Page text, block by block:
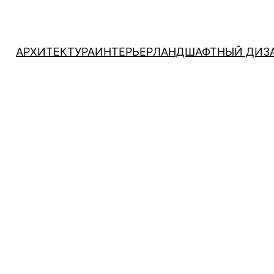
АРХИТЕКТУРАИНТЕРЬЕРЛАНДШАФТНЫЙ